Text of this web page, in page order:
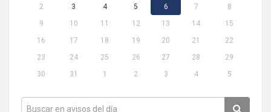
2
3 4 5 6 7
8
9
10 11 12 13 14
15
16
17 18 19 20 21
22
23
24 25 26 27 28
29
30
31 1 2 3 4 5